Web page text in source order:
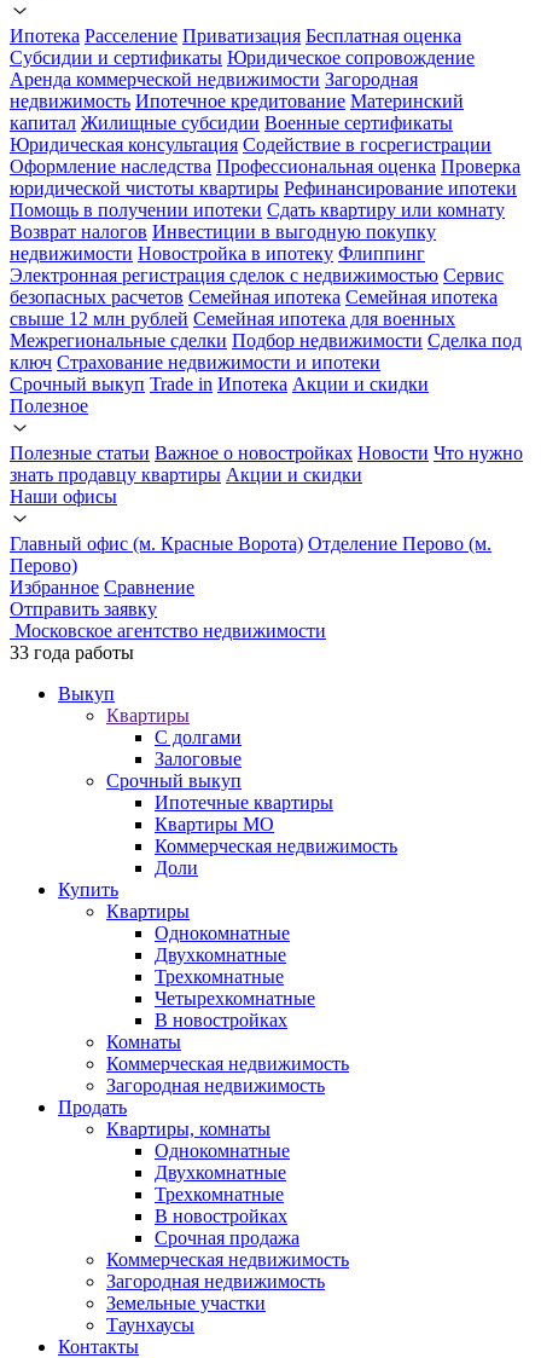
Ипотека Расселение Приватизация Бесплатная оценка
Субсидии и сертификаты Юридическое сопровождение
Аренда коммерческой недвижимости Загородная
недвижимость Ипотечное кредитование Материнский
капитал Жилищные субсидии Военные сертификаты
Юридическая консультация Содействие в госрегистрации
Оформление наследства Профессиональная оценка Проверка
юридической чистоты квартиры Рефинансирование ипотеки
Помощь в получении ипотеки Сдать квартиру или комнату
Возврат налогов Инвестиции в выгодную покупку
недвижимости Новостройка в ипотеку Флиппинг
Электронная регистрация сделок с недвижимостью Сервис
безопасных расчетов Семейная ипотека Семейная ипотека
свыше 12 млн рублей Семейная ипотека для военных
Межрегиональные сделки Подбор недвижимости Сделка под
ключ Страхование недвижимости и ипотеки
Срочный выкуп Trade in Ипотека Акции и скидки
Полезное
Полезные статьи Важное о новостройках Новости Что нужно
знать продавцу квартиры Акции и скидки
Наши офисы
Главный офис (м. Красные Ворота) Отделение Перово (м.
Перово)
Избранное Сравнение
Отправить заявку
Московское агентство недвижимости
33 годa работы
Выкуп
Квартиры
С долгами
Залоговые
Срочный выкуп
Ипотечные квартиры
Квартиры МО
Коммерческая недвижимость
Доли
Купить
Квартиры
Однокомнатные
Двухкомнатные
Трехкомнатные
Четырехкомнатные
В новостройках
Комнаты
Коммерческая недвижимость
Загородная недвижимость
Продать
Квартиры, комнаты
Однокомнатные
Двухкомнатные
Трехкомнатные
В новостройках
Срочная продажа
Коммерческая недвижимость
Загородная недвижимость
Земельные участки
Таунхаусы
Контакты